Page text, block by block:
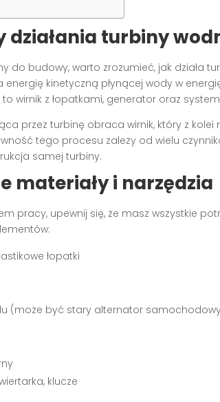
działania turbiny
do budowy, warto zrozumieć, jak działa
energię kinetyczną płynącej wody w
to wirnik z łopatkami, generator oraz
przez turbinę obraca wirnik, który z
tego procesu zależy od wielu
samej turbiny.
materiały i narzędzia
pracy, upewnij się, że masz wszystkie
łopatki
(może być stary alternator
klucze